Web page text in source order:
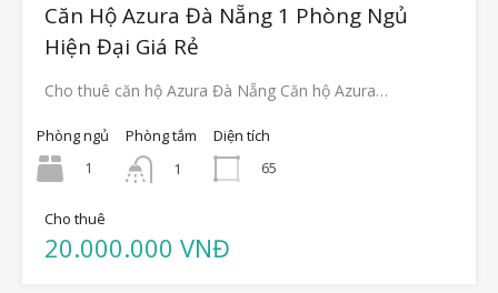
Căn Hộ Azura Đà Nẵng 1 Phòng Ngủ
Hiện Đại Giá Rẻ
Cho thuê căn hộ Azura Đà Nẵng Căn hộ Azura…
Phòng ngủ
1
Phòng tắm
1
Diện tích
65
Cho thuê
20.000.000 VNĐ